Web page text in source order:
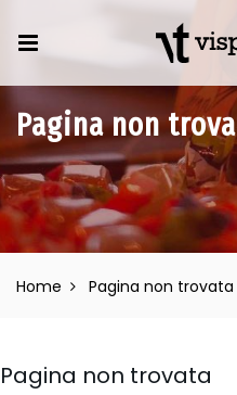
Pagina non
Home Pagina non trovata
Pagina non trovata